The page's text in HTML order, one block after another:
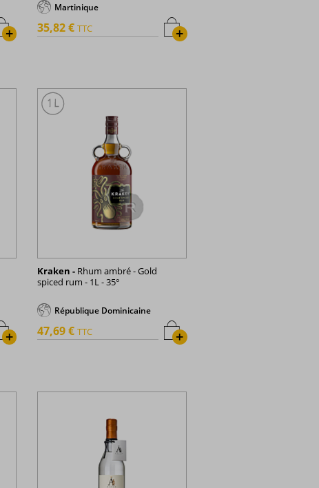
+
Martinique
+
35,82 € TTC
+
Kraken -Rhum ambré - Gold
spiced rum - 1L - 35°
République Dominicaine
+
47,69 € TTC